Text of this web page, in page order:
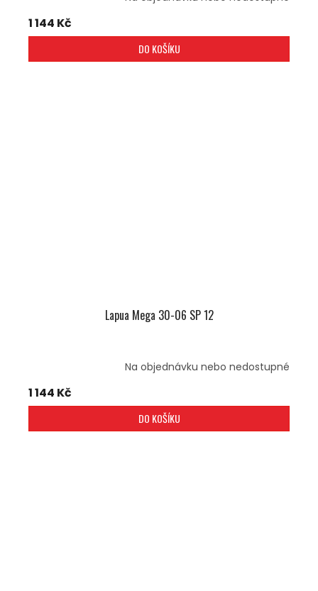
1 144 Kč
DO KOŠÍKU
Lapua Mega 30-06 SP 12
Na objednávku nebo nedostupné
1 144 Kč
DO KOŠÍKU